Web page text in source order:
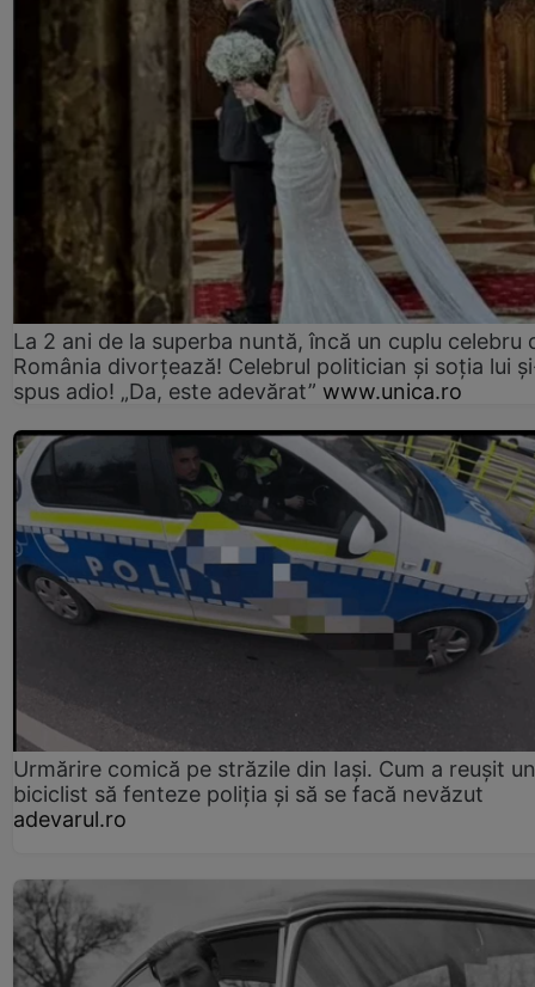
La 2 ani de la superba nuntă, încă un cuplu celebru
România divorțează! Celebrul politician și soția lui
spus adio! „Da, este adevărat” www.unica.ro
Urmărire comică pe străzile din Iași. Cum a reușit un
biciclist să fenteze poliția și să se facă nevăzut
adevarul.ro